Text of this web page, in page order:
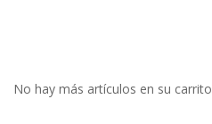
No hay más artículos en su carrito